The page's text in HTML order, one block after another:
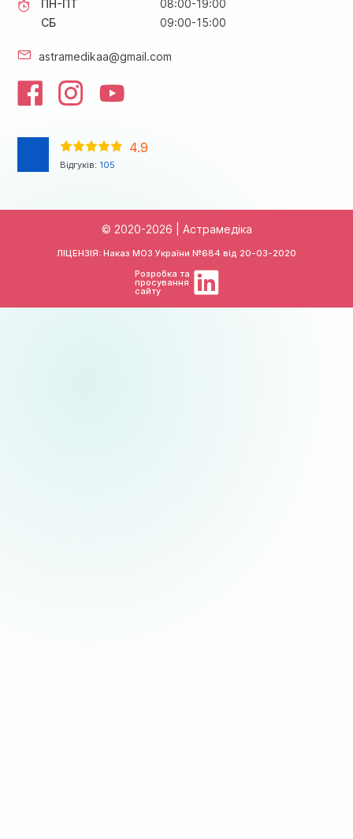
ПН-ПТ
08:00-19:00
СБ
09:00-15:00
astramedikaa@gmail.com
4.9
Відгуків: 105
© 2020-2026 | Астрамедіка
ЛІЦЕНЗІЯ: Наказ МОЗ України №684 від 20-03-2020
Розробка та
просування
сайту